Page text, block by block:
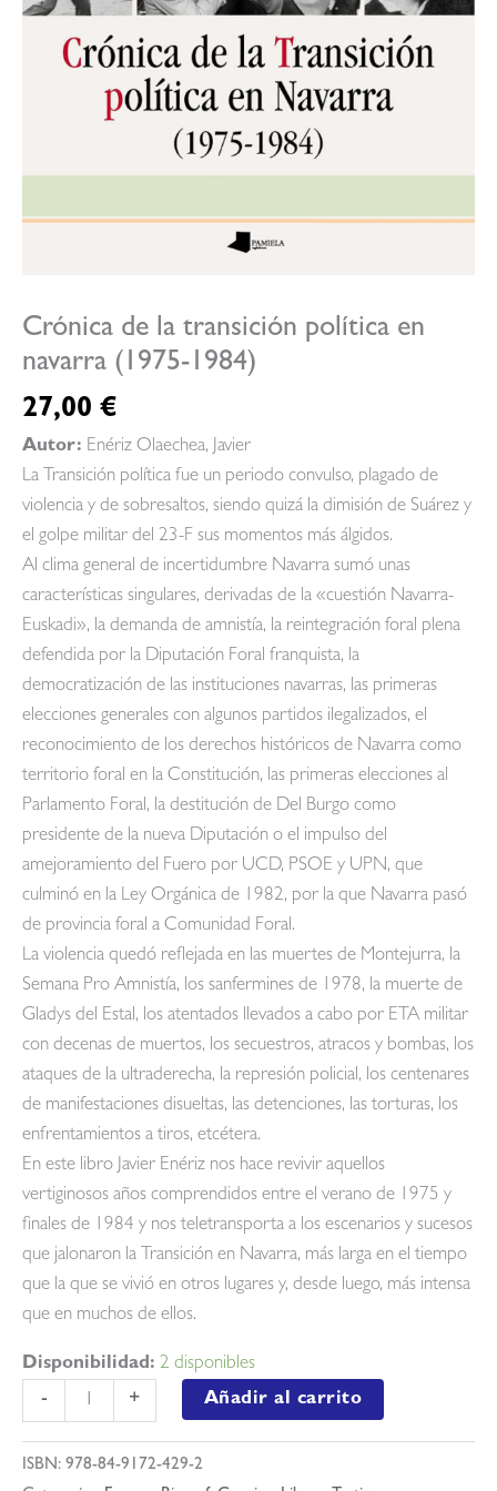
Crónica de la transición política en
navarra (1975-1984)
27,00 €
Autor: Enériz Olaechea, Javier
La Transición política fue un periodo convulso, plagado de
violencia y de sobresaltos, siendo quizá la dimisión de Suárez y
el golpe militar del 23-F sus momentos más álgidos.
Al clima general de incertidumbre Navarra sumó unas
características singulares, derivadas de la «cuestión Navarra-
Euskadi», la demanda de amnistía, la reintegración foral plena
defendida por la Diputación Foral franquista, la
democratización de las instituciones navarras, las primeras
elecciones generales con algunos partidos ilegalizados, el
reconocimiento de los derechos históricos de Navarra como
territorio foral en la Constitución, las primeras elecciones al
Parlamento Foral, la destitución de Del Burgo como
presidente de la nueva Diputación o el impulso del
amejoramiento del Fuero por UCD, PSOE y UPN, que
culminó en la Ley Orgánica de 1982, por la que Navarra pasó
de provincia foral a Comunidad Foral.
La violencia quedó reflejada en las muertes de Montejurra, la
Semana Pro Amnistía, los sanfermines de 1978, la muerte de
Gladys del Estal, los atentados llevados a cabo por ETA militar
con decenas de muertos, los secuestros, atracos y bombas, los
ataques de la ultraderecha, la represión policial, los centenares
de manifestaciones disueltas, las detenciones, las torturas, los
enfrentamientos a tiros, etcétera.
En este libro Javier Enériz nos hace revivir aquellos
vertiginosos años comprendidos entre el verano de 1975 y
finales de 1984 y nos teletransporta a los escenarios y sucesos
que jalonaron la Transición en Navarra, más larga en el tiempo
que la que se vivió en otros lugares y, desde luego, más intensa
que en muchos de ellos.
Disponibilidad: 2 disponibles
-
de
la
transición
+ Añadir al carrito
ISBN: 978-84-9172-429-2